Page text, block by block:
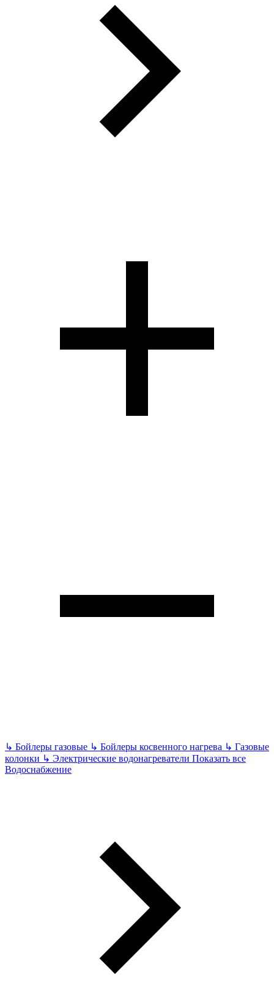
↳ Бойлеры газовые ↳ Бойлеры косвенного нагрева ↳ Газовые
колонки ↳ Электрические водонагреватели Показать все
Водоснабжение